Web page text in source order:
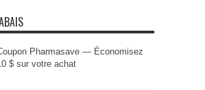
Pharmasave — Économisez
$ sur votre achat